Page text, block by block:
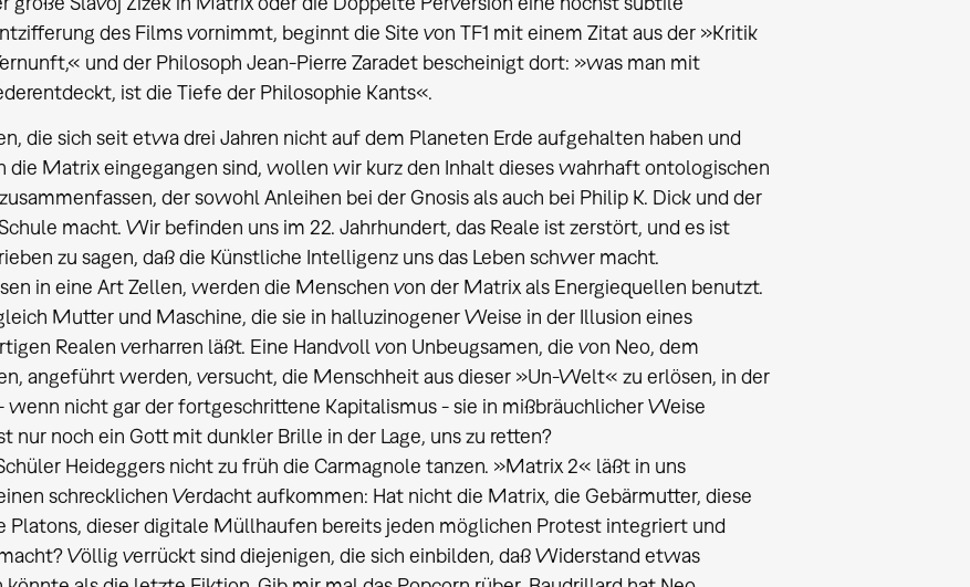
des Films vornimmt, beginnt die Site von TF1 mit einem Zitat aus der »Kritik
und der Philosoph Jean-Pierre Zaradet bescheinigt dort: »was man mit
ist die Tiefe der Philosophie Kants«.
die sich seit etwa drei Jahren nicht auf dem Planeten Erde aufgehalten haben und
die Matrix eingegangen sind, wollen wir kurz den Inhalt dieses wahrhaft ontologischen
der sowohl Anleihen bei der Gnosis als auch bei Philip K. Dick und der
macht. Wir befinden uns im 22. Jahrhundert, das Reale ist zerstört, und es ist
zu sagen, daß die Künstliche Intelligenz uns das Leben schwer macht.
in eine Art Zellen, werden die Menschen von der Matrix als Energiequellen benutzt.
Mutter und Maschine, die sie in halluzinogener Weise in der Illusion eines
Realen verharren läßt. Eine Handvoll von Unbeugsamen, die von Neo, dem
angeführt werden, versucht, die Menschheit aus dieser »Un-Welt« zu erlösen, in der
wenn nicht gar der fortgeschrittene Kapitalismus - sie in mißbräuchlicher Weise
nur noch ein Gott mit dunkler Brille in der Lage, uns zu retten?
Heideggers nicht zu früh die Carmagnole tanzen. »Matrix 2« läßt in uns
schrecklichen Verdacht aufkommen: Hat nicht die Matrix, die Gebärmutter, diese
Platons, dieser digitale Müllhaufen bereits jeden möglichen Protest integriert und
Völlig verrückt sind diejenigen, die sich einbilden, daß Widerstand etwas